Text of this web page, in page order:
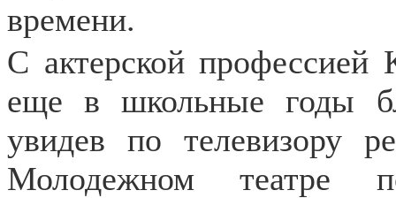
времени.
С актерской профессией
еще в школьные годы
увидев по телевизору
Молодежном театре